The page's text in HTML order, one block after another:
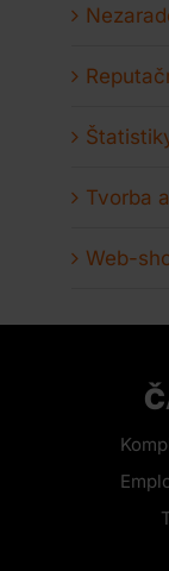
Tvorba
Web-